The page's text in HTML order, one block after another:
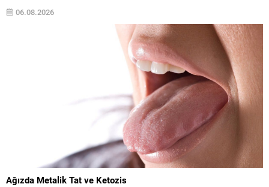
Adalet Sarayı’na giderek savcılığa ifade verdi. İfadesinin ardından
adliyeden ayrıldığı bildirildi. Programdaki sözleri ve savunması...
06.08.2026
Ağızda Metalik Tat ve Ketozis